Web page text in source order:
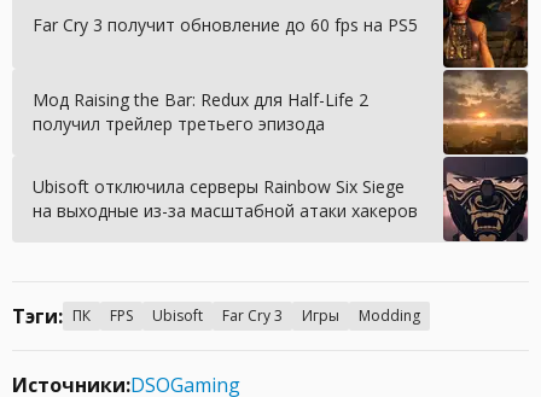
Far Cry 3 получит обновление до 60 fps на PS5
Мод Raising the Bar: Redux для Half-Life 2
получил трейлер третьего эпизода
Ubisoft отключила серверы Rainbow Six Siege
на выходные из-за масштабной атаки хакеров
Тэги: ПК FPS Ubisoft Far Cry 3 Игры Modding
Источники:DSOGaming